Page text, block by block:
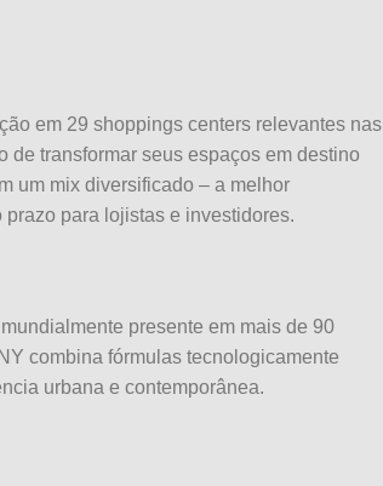
em 29 shoppings centers relevantes nas
de transformar seus espaços em destino
um mix diversificado – a melhor
para lojistas e investidores.
presente em mais de 90
combina fórmulas tecnologicamente
urbana e contemporânea.